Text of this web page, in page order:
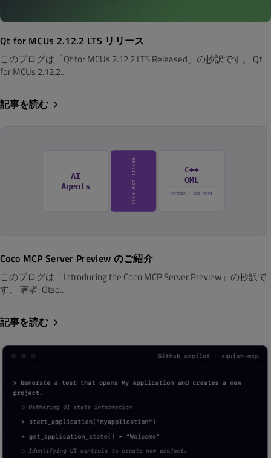
Qt for MCUs 2.12.2 LTS リリース
このブログは「Qt for MCUs 2.12.2 LTS Released」の抄訳です。 Qt
for MCUs 2.12.2..
記事を読む
Coco MCP Server Preview のご紹介
このブログは「Introducing the Coco MCP Server Preview」の抄訳で
す。 著者: Otso..
記事を読む